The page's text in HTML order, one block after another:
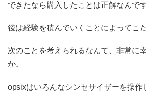
できたなら購入したことは正解なんです
後は経験を積んでいくことによってこ
次のことを考えられるなんて、非常に
か。
opsixはいろんなシンセサイザーを操作